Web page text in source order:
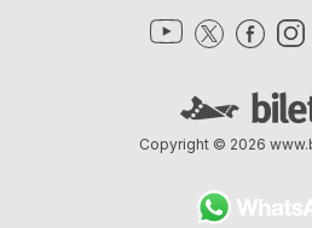
Copyright © 2026